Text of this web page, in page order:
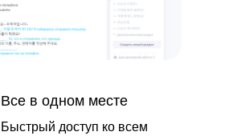
Все в одном месте
Быстрый доступ ко всем